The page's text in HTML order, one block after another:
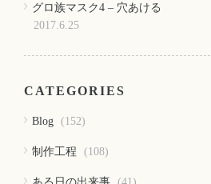
グロ族マスク4 – 穴あける
2017.6.25
CATEGORIES
Blog (152)
制作工程 (108)